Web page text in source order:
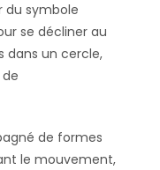
du symbole
se décliner au
dans un cercle,
de formes
le mouvement,